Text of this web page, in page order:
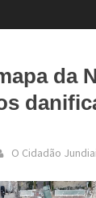
da
O Cidadão